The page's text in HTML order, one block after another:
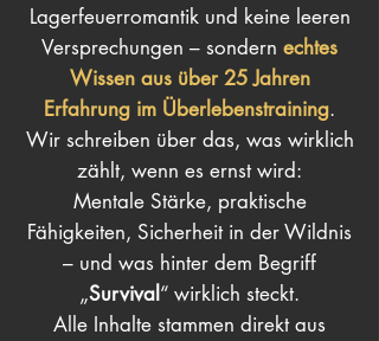
Lagerfeuerromantik und keine leeren
Versprechungen – sondern echtes
Wissen aus über 25 Jahren
Erfahrung im Überlebenstraining.
Wir schreiben über das, was wirklich
zählt, wenn es ernst wird:
Mentale Stärke, praktische
Fähigkeiten, Sicherheit in der Wildnis
– und was hinter dem Begriff
„Survival “ wirklich steckt.
Alle Inhalte stammen direkt aus